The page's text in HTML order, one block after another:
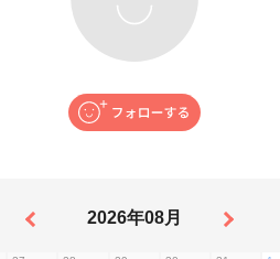
2026年08月